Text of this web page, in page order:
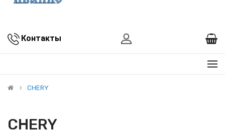
Контакты
CHERY
CHERY